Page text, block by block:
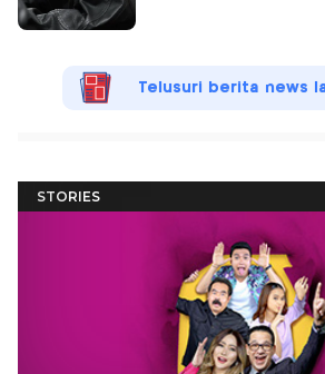
Telusuri berita news